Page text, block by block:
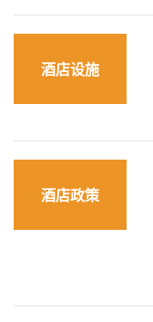
酒店设施
酒店政策